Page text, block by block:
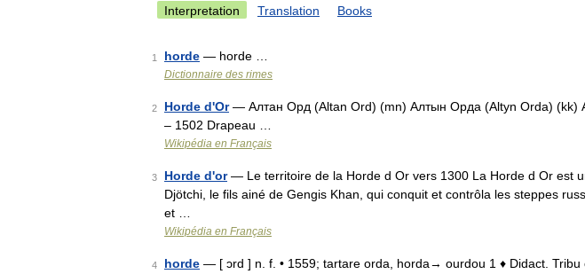
Interpretation Translation Books
1 horde — horde …
Dictionnaire des rimes
2 Horde d'Or— Алтан Орд (Altan Ord) (mn) Алтын Орда (Altyn Orda) (kk)
– 1502 Drapeau …
Wikipédia en Français
3 Horde d'or— Le territoire de la Horde d Or vers 1300 La Horde d Or est
Djötchi, le fils ainé de Gengis Khan, qui conquit et contrôla les steppes
et …
Wikipédia en Français
4 horde — [ ɔrd ] n. f. • 1559; tartare orda, horda→ ourdou 1 ♦ Didact. Tribu